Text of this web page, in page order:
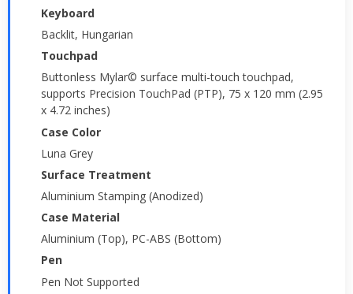
Keyboard
Backlit, Hungarian
Touchpad
Buttonless Mylar© surface multi-touch touchpad,
supports Precision TouchPad (PTP), 75 x 120 mm (2.95
x 4.72 inches)
Case Color
Luna Grey
Surface Treatment
Aluminium Stamping (Anodized)
Case Material
Aluminium (Top), PC-ABS (Bottom)
Pen
Pen Not Supported